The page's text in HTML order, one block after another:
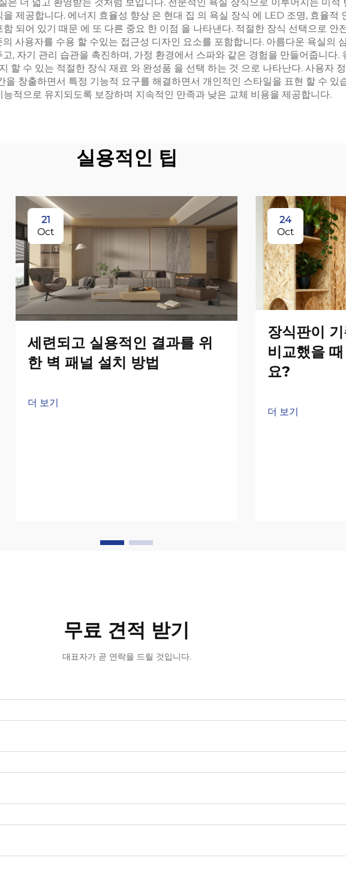
제공합니다. 에너지 효율성 향상 은 현대 집 의 욕실 장식 에 LED 조명, 효율적
되어 있기 때문 에 또 다른 중요 한 이점 을 나타낸다. 적절한 장식 선택으로 안
사용자를 수용 할 수있는 접근성 디자인 요소를 포함합니다. 아름다운 욕실의
, 자기 관리 습관을 촉진하며, 가정 환경에서 스파와 같은 경험을 만들어줍니다.
할 수 있는 적절한 장식 재료 와 완성품 을 선택 하는 것 으로 나타난다. 사용자
창출하면서 특정 기능적 요구를 해결하면서 개인적인 스타일을 표현 할 수 있
적으로 유지되도록 보장하며 지속적인 만족과 낮은 교체 비용을 제공합니다.
실용적인 팁
21
Oct
세련되고 실용적인 결과를 위
한 벽 패널 설치 방법
더 보기
24
Oct
장식판이
비교했을
요?
더 보기
무료 견적 받기
대표자가 곧 연락을 드릴 것입니다.